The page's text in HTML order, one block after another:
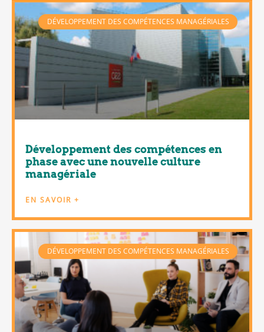
DÉVELOPPEMENT DES COMPÉTENCES MANAGÉRIALES
Développement des compétences en
phase avec une nouvelle culture
managériale
EN SAVOIR +
DÉVELOPPEMENT DES COMPÉTENCES MANAGÉRIALES